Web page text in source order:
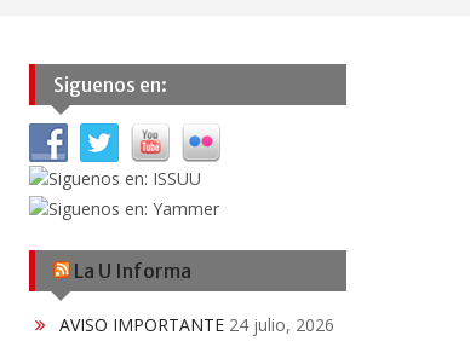
Siguenos en:
La U Informa
AVISO IMPORTANTE 24 julio, 2026